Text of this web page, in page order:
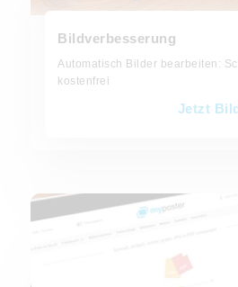
Bildverbesserung
Automatisch Bilder bearbeiten:
kostenfrei
Jetzt
JPG in PDF umwandeln